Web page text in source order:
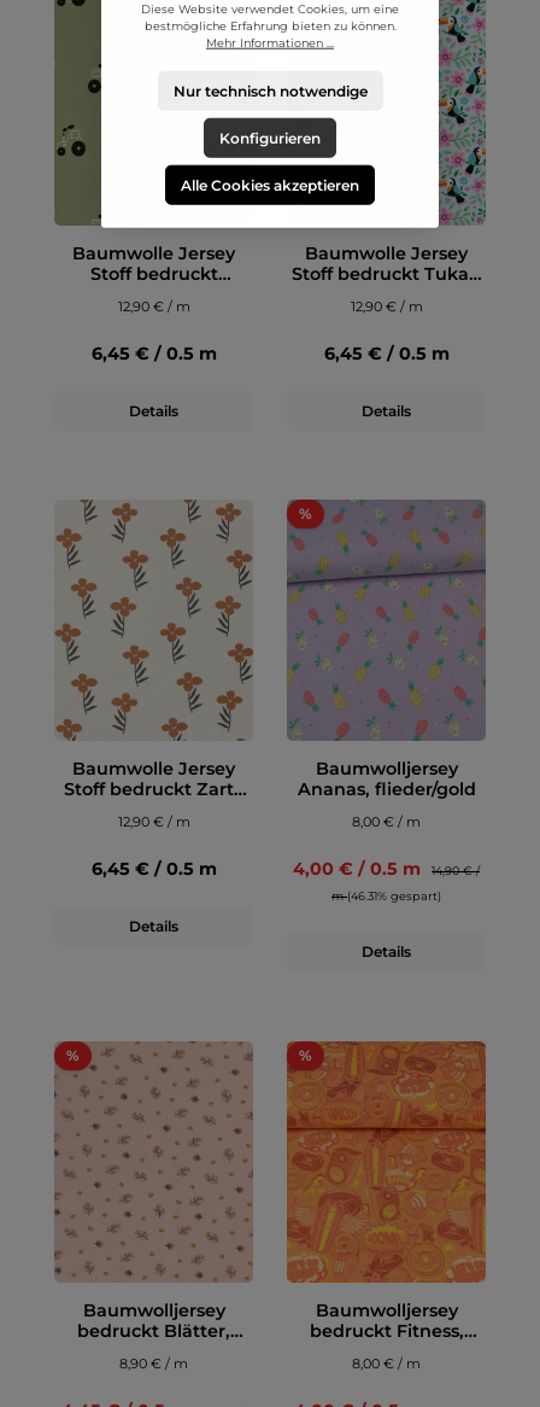
Baumwolle Jersey
Stoff bedruckt
12,90 € / m
6,45 € / 0.5 m
Details
Baumwolle Jersey
Stoff bedruckt Tukan
12,90 € / m
6,45 € / 0.5 m
Details
Baumwolle Jersey
Stoff bedruckt Zarte
Blumen Wollweiß
12,90 € / m
6,45 € / 0.5 m
Details
%
Baumwolljersey
Ananas, flieder/gold
8,00 € / m
4,00 € / 0.5 m
14,90 € /
m(46.31% gespart)
Details
%
Baumwolljersey
bedruckt Blätter,
lachs
8,90 € / m
%
Baumwolljersey
bedruckt Fitness,
orange
8,00 € / m
Diese Website verwendet Cookies, um eine
bestmögliche Erfahrung bieten zu können.
Mehr Informationen ...
Nur technisch notwendige
Konfigurieren
Alle Cookies akzeptieren